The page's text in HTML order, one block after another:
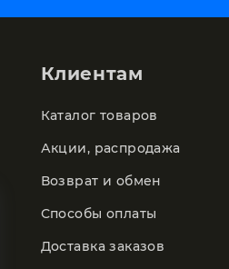
Клиентам
Каталог товаров
Акции, распродажа
Возврат и обмен
Способы оплаты
Доставка заказов